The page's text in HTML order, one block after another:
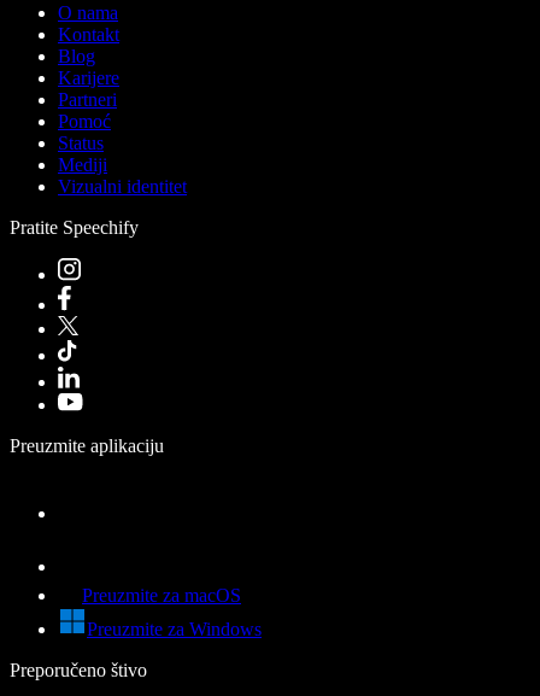
O nama
Kontakt
Blog
Karijere
Partneri
Pomoć
Status
Mediji
Vizualni identitet
Pratite Speechify
Preuzmite aplikaciju
Preuzmite za macOS
Preuzmite za Windows
Preporučeno štivo